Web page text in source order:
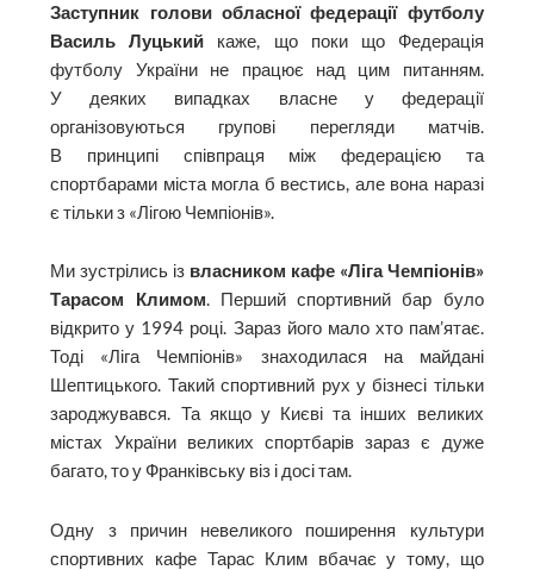
Заступник голови обласної федерації футболу
Василь Луцький каже, що поки що Федерація
футболу України не працює над цим питанням.
У деяких випадках власне у федерації
організовуються групові перегляди матчів.
В принципі співпраця між федерацією та
спортбарами міста могла б вестись, але вона наразі
є тільки з «Лігою Чемпіонів».
Ми зустрілись із власником кафе «Ліга Чемпіонів»
Тарасом Климом. Перший спортивний бар було
відкрито у 1994 році. Зараз його мало хто пам’ятає.
Тоді «Ліга Чемпіонів» знаходилася на майдані
Шептицького. Такий спортивний рух у бізнесі тільки
зароджувався. Та якщо у Києві та інших великих
містах України великих спортбарів зараз є дуже
багато, то у Франківську віз і досі там.
Одну з причин невеликого поширення культури
спортивних кафе Тарас Клим вбачає у тому, що